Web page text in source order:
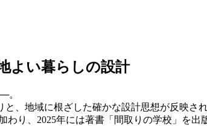
よい暮らしの設計
。
、地域に根ざした確かな設計思想が反映
わり、2025年には著書「間取りの学校」を